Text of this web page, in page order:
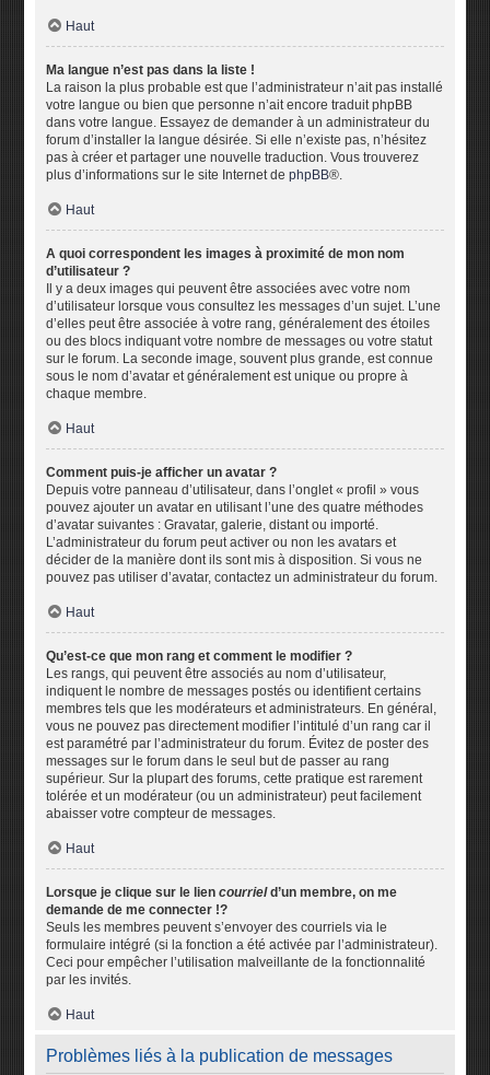
Haut
Ma langue n’est pas dans la liste !
La raison la plus probable est que l’administrateur n’ait pas installé
votre langue ou bien que personne n’ait encore traduit phpBB
dans votre langue. Essayez de demander à un administrateur du
forum d’installer la langue désirée. Si elle n’existe pas, n’hésitez
pas à créer et partager une nouvelle traduction. Vous trouverez
plus d’informations sur le site Internet dephpBB®.
Haut
A quoi correspondent les images à proximité de mon nom
d’utilisateur ?
Il y a deux images qui peuvent être associées avec votre nom
d’utilisateur lorsque vous consultez les messages d’un sujet. L’une
d’elles peut être associée à votre rang, généralement des étoiles
ou des blocs indiquant votre nombre de messages ou votre statut
sur le forum. La seconde image, souvent plus grande, est connue
sous le nom d’avatar et généralement est unique ou propre à
chaque membre.
Haut
Comment puis-je afficher un avatar ?
Depuis votre panneau d’utilisateur, dans l’onglet « profil » vous
pouvez ajouter un avatar en utilisant l’une des quatre méthodes
d’avatar suivantes : Gravatar, galerie, distant ou importé.
L’administrateur du forum peut activer ou non les avatars et
décider de la manière dont ils sont mis à disposition. Si vous ne
pouvez pas utiliser d’avatar, contactez un administrateur du forum.
Haut
Qu’est-ce que mon rang et comment le modifier ?
Les rangs, qui peuvent être associés au nom d’utilisateur,
indiquent le nombre de messages postés ou identifient certains
membres tels que les modérateurs et administrateurs. En général,
vous ne pouvez pas directement modifier l’intitulé d’un rang car il
est paramétré par l’administrateur du forum. Évitez de poster des
messages sur le forum dans le seul but de passer au rang
supérieur. Sur la plupart des forums, cette pratique est rarement
tolérée et un modérateur (ou un administrateur) peut facilement
abaisser votre compteur de messages.
Haut
Lorsque je clique sur le liencourrield’un membre, on me
demande de me connecter !?
Seuls les membres peuvent s’envoyer des courriels via le
formulaire intégré (si la fonction a été activée par l’administrateur).
Ceci pour empêcher l’utilisation malveillante de la fonctionnalité
par les invités.
Haut
Problèmes liés à la publication de messages